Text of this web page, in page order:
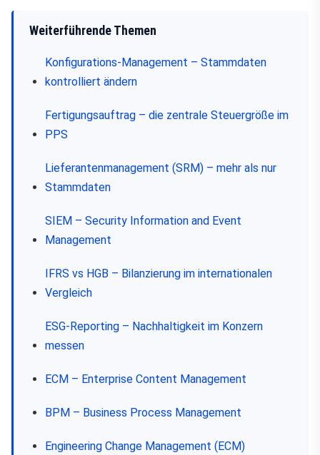
Weiterführende Themen
Konfigurations-Management – Stammdaten
kontrolliert ändern
Fertigungsauftrag – die zentrale Steuergröße im
PPS
Lieferantenmanagement (SRM) – mehr als nur
Stammdaten
SIEM – Security Information and Event
Management
IFRS vs HGB – Bilanzierung im internationalen
Vergleich
ESG-Reporting – Nachhaltigkeit im Konzern
messen
ECM – Enterprise Content Management
BPM – Business Process Management
Engineering Change Management (ECM)